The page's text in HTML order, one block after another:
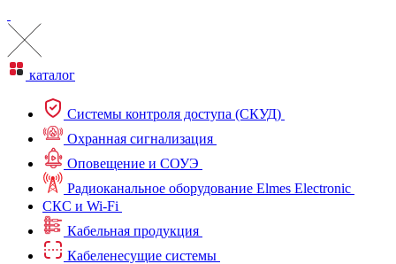
каталог
Системы контроля доступа (СКУД)
Охранная сигнализация
Оповещение и СОУЭ
Радиоканальное оборудование Elmes Electronic
СКС и Wi-Fi
Кабельная продукция
Кабеленесущие системы